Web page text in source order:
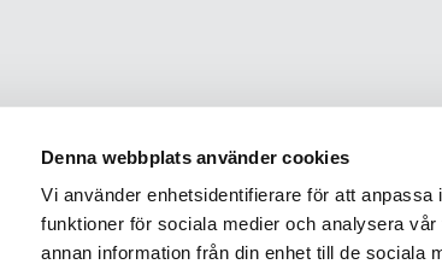
Denna webbplats använder cookies
Vi använder enhetsidentifierare för att
funktioner för sociala medier och analysera
annan information från din enhet till de sociala